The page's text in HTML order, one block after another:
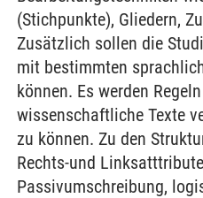
(Stichpunkte), Gliedern,
Zusätzlich sollen die
mit bestimmten
können. Es werden
wissenschaftliche Texte
zu können. Zu den
Rechts-und
Passivumschreibung,